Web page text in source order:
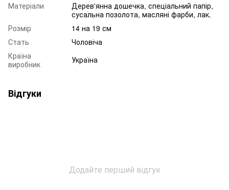
Матеріали
Дерев'янна дошечка, спеціальний папір,
сусальна позолота, масляні фарби, лак.
Розмір
14 на 19 см
Стать
Чоловіча
Країна
виробник
Україна
Відгуки
Додайте перший відгук